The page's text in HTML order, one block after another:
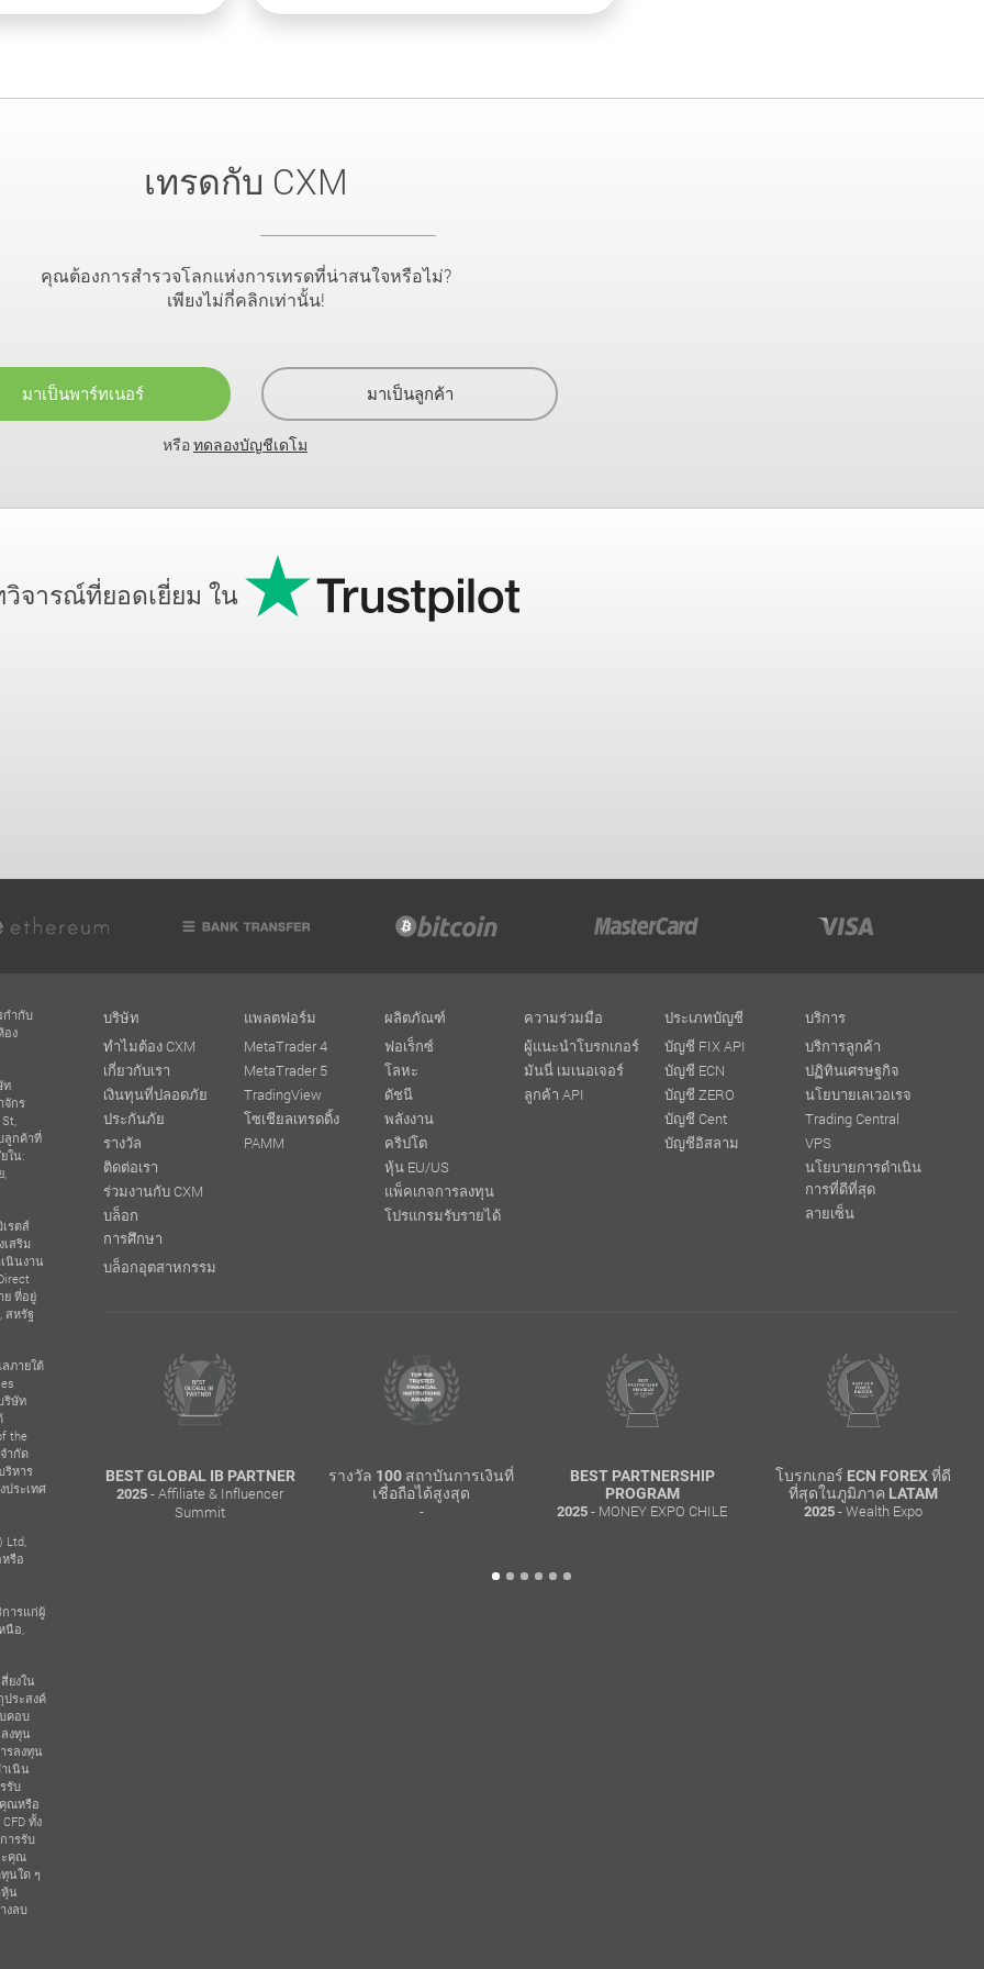
เทรดกับ CXM
คุณต้องการสำรวจโลกแห่งการเทรดที่น่าสนใจหรือไม่?
เพียงไม่กี่คลิกเท่านั้น!
มาเป็นพาร์ทเนอร์ มาเป็นลูกค้า
หรือทดลองบัญชีเดโม
จารณ์ที่ยอดเยี่ยม ใน
กำกับ
อง
ท
จักร
ลูกค้าที่
ใน:
,
รตส์
สริม
นินงาน
ย ที่อยู่
สหรัฐ
ภายใต้
ริษัท
the
ำกัด
ริหาร
ประเทศ
Ltd,
รือ
การแก่ผู้
นือ,
ยงใน
ระสงค์
คอบ
งทุน
รลงทุน
เนิน
รับ
ณหรือ
ทั้ง
ารรับ
ะคุณ
นใด ๆ
น
งลบ
บริษัท
ทำไมต้อง CXM
เกี่ยวกับเรา
เงินทุนที่ปลอดภัย
ประกันภัย
รางวัล
ติดต่อเรา
ร่วมงานกับ CXM
บล็อก
แพลตฟอร์ม
MetaTrader 4
MetaTrader 5
TradingView
โซเชียลเทรดดิ้ง
PAMM
ผลิตภัณฑ์
ฟอเร็กซ์
โลหะ
ดัชนี
พลังงาน
คริปโต
หุ้น EU/US
แพ็คเกจการลงทุน
โปรแกรมรับรายได้
ความร่วมมือ
ผู้แนะนำโบรกเกอร์
มันนี่ เมเนอเจอร์
ลูกค้า API
ประเภทบัญชี
บัญชี FIX API
บัญชี ECN
บัญชี ZERO
บัญชี Cent
บัญชีอิสลาม
บริการ
บริการลูกค้า
ปฏิทินเศรษฐกิจ
นโยบายเลเวอเรจ
Trading Central
VPS
นโยบายการดำเนิน
การที่ดีที่สุด
ลายเซ็น
การศึกษา
บล็อกอุตสาหกรรม
BEST GLOBAL IB PARTNER
2025 - Affiliate & Influencer
Summit
รางวัล 100 สถาบันการเงินที่
เชื่อถือได้สูงสุด
-
BEST PARTNERSHIP
PROGRAM
2025 - MONEY EXPO CHILE
โบรกเกอร์ ECN FOREX ที่ดี
ที่สุดในภูมิภาค LATAM
2025 - Wealth Expo